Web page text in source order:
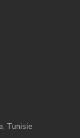
Tunisie